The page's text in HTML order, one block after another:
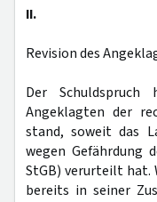
II.
Revision des
Der
Angeklagten der
stand, soweit das
wegen Gefährdung
StGB) verurteilt hat.
bereits in seiner